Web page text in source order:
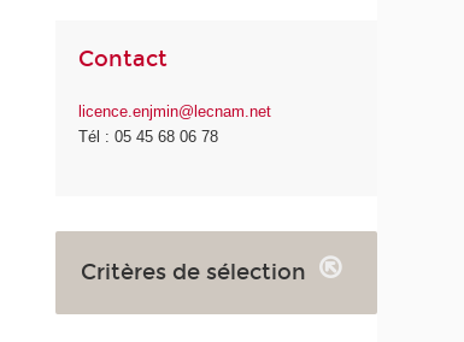
Contact
licence.enjmin@lecnam.net
Tél : 05 45 68 06 78
Critères de sélection